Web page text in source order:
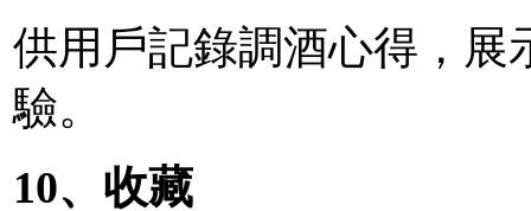
供用戶記錄調酒心得，展
驗。
10、收藏